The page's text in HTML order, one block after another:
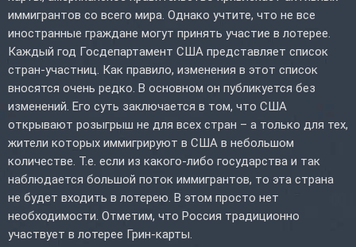
иммигрантов со всего мира. Однако учтите, что не все
иностранные граждане могут принять участие в лотерее.
Каждый год Госдепартамент США представляет список
стран-участниц. Как правило, изменения в этот список
вносятся очень редко. В основном он публикуется без
изменений. Его суть заключается в том, что США
открывают розыгрыш не для всех стран – а только для тех,
жители которых иммигрируют в США в небольшом
количестве. Т.е. если из какого-либо государства и так
наблюдается большой поток иммигрантов, то эта страна
не будет входить в лотерею. В этом просто нет
необходимости. Отметим, что Россия традиционно
участвует в лотерее Грин-карты.